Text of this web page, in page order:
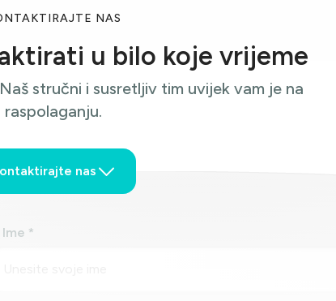
NAS
u bilo koje vrijeme
stručni i susretljiv tim uvijek vam je na
raspolaganju.
nas
Ime